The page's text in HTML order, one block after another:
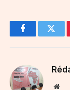
Facebook